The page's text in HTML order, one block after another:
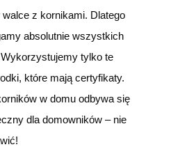
z kornikami. Dlatego
absolutnie wszystkich
tylko te
które mają certyfikaty.
w domu odbywa się
dla domowników – nie